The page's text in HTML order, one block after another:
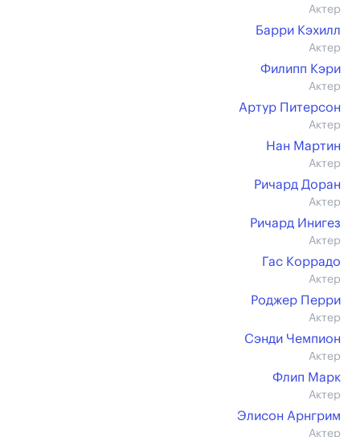
Актер
Барри Кэхилл
Актер
Филипп Кэри
Актер
Артур Питерсон
Актер
Нан Мартин
Актер
Ричард Доран
Актер
Ричард Инигез
Актер
Гас Коррадо
Актер
Роджер Перри
Актер
Сэнди Чемпион
Актер
Флип Марк
Актер
Элисон Арнгрим
Актер